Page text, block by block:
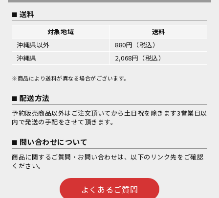
送料
対象地域
送料
沖縄県以外
880円（税込）
沖縄県
2,068円（税込）
※商品により送料が異なる場合がございます。
配送方法
予約販売商品以外はご注文頂いてから土日祝を除きます3営業日以
内で発送の手配をさせて頂きます。
問い合わせについて
商品に関するご質問・お問い合わせは、以下のリンク先をご確認
ください。
よくあるご質問